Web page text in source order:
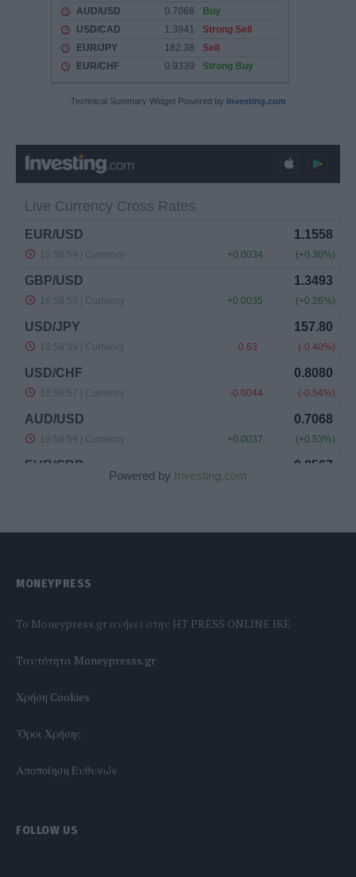
Technical Summary Widget Powered by Investing.com
Powered by Investing.com
MONEYPRESS
To Moneypress.gr ανήκει στην HT PRESS ONLINE IKE
Tαυτότητα Moneypresss.gr
Χρήση Cookies
'Οροι Χρήσης
Αποποίηση Ευθυνών
FOLLOW US